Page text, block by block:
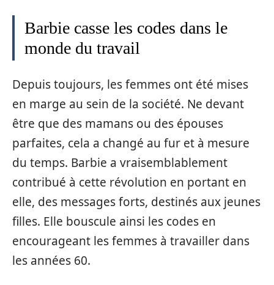
Barbie casse les codes dans le
monde du travail
Depuis toujours, les femmes ont été mises
en marge au sein de la société. Ne devant
être que des mamans ou des épouses
parfaites, cela a changé au fur et à mesure
du temps. Barbie a vraisemblablement
contribué à cette révolution en portant en
elle, des messages forts, destinés aux jeunes
filles. Elle bouscule ainsi les codes en
encourageant les femmes à travailler dans
les années 60.